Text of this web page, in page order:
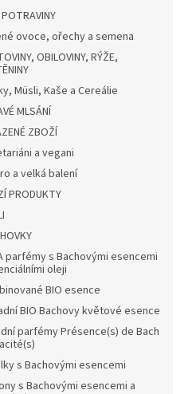
ovoce, ořechy a semena
OBILOVINY, RÝŽE,
Müsli, Kaše a Cereálie
MLSÁNÍ
ZBOŽÍ
a vegani
a velká balení
PRODUKTY
parfémy s Bachovými esencemi
oleji
BIO esence
BIO Bachovy květové esence
parfémy Présence(s) de Bach
s Bachovými esencemi
s Bachovými esencemi a